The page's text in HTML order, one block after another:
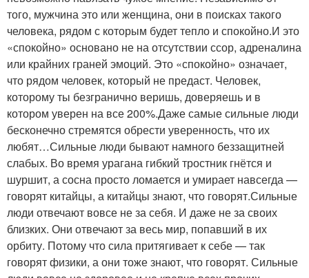
того, мужчина это или женщина, они в поисках такого
человека, рядом с которым будет тепло и спокойно.И это
«спокойно» основано не на отсутствии ссор, адреналина
или крайних граней эмоций. Это «спокойно» означает,
что рядом человек, который не предаст. Человек,
которому ты безгранично веришь, доверяешь и в
котором уверен на все 200%.Даже самые сильные люди
бесконечно стремятся обрести уверенность, что их
любят…Сильные люди бывают намного беззащитней
слабых. Во время урагана гибкий тростник гнётся и
шуршит, а сосна просто ломается и умирает навсегда —
говорят китайцы, а китайцы знают, что говорят.Сильные
люди отвечают вовсе не за себя. И даже не за своих
близких. Они отвечают за весь мир, попавший в их
орбиту. Потому что сила притягивает к себе — так
говорят физики, а они тоже знают, что говорят. Сильные